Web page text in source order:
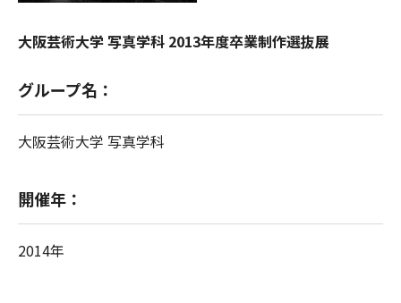
大阪芸術大学 写真学科 2013年度卒業制作選抜展
グループ名：
大阪芸術大学 写真学科
開催年：
2014年